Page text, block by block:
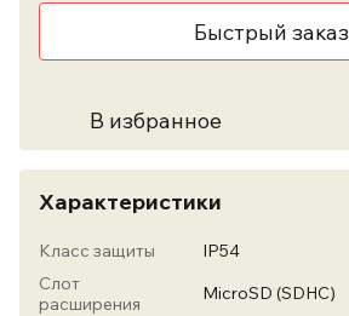
Быстрый заказ
В избранное
Характеристики
Класс защиты
IP54
Слот
расширения
MicroSD (SDHC)